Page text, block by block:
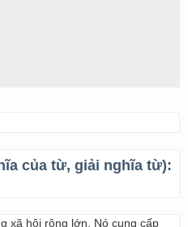
của từ, giải nghĩa từ):
xã hội rộng lớn. Nó cung cấp